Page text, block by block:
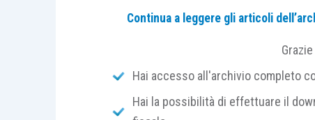
revoca) haeffetto a decorrere
, ha effetto a decorrere
Soffermandoci sul rispetto e il
organizzativo), essi devono sussistere:
Continua a leggere gli articoli
Hai accesso all'archivio completo
Hai la possibilità di effettuare il